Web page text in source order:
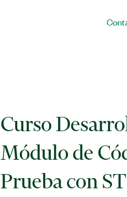
Curso
Módulo de
Prueba con